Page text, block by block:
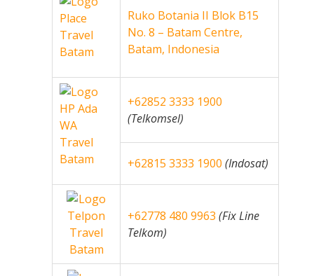
Ruko Botania II Blok B15
No. 8 – Batam Centre,
Batam, Indonesia
+62852 3333 1900
(Telkomsel)
+62815 3333 1900 (Indosat)
+62778 480 9963 (Fix Line
Telkom)